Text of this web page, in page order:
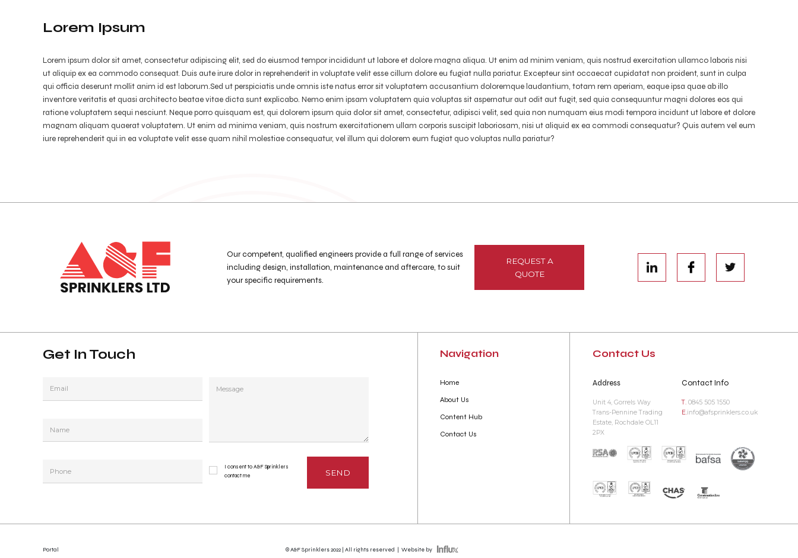
Lorem Ipsum
Lorem ipsum dolor sit amet, consectetur adipiscing elit, sed do eiusmod tempor incididunt ut labore et dolore magna aliqua. Ut enim ad minim veniam, quis nostrud exercitation ullamco laboris nisi
ut aliquip ex ea commodo consequat. Duis aute irure dolor in reprehenderit in voluptate velit esse cillum dolore eu fugiat nulla pariatur. Excepteur sint occaecat cupidatat non proident, sunt in culpa
qui officia deserunt mollit anim id est laborum.Sed ut perspiciatis unde omnis iste natus error sit voluptatem accusantium doloremque laudantium, totam rem aperiam, eaque ipsa quae ab illo
inventore veritatis et quasi architecto beatae vitae dicta sunt explicabo. Nemo enim ipsam voluptatem quia voluptas sit aspernatur aut odit aut fugit, sed quia consequuntur magni dolores eos qui
ratione voluptatem sequi nesciunt. Neque porro quisquam est, qui dolorem ipsum quia dolor sit amet, consectetur, adipisci velit, sed quia non numquam eius modi tempora incidunt ut labore et dolore
magnam aliquam quaerat voluptatem. Ut enim ad minima veniam, quis nostrum exercitationem ullam corporis suscipit laboriosam, nisi ut aliquid ex ea commodi consequatur? Quis autem vel eum
iure reprehenderit qui in ea voluptate velit esse quam nihil molestiae consequatur, vel illum qui dolorem eum fugiat quo voluptas nulla pariatur?
Our competent, qualified engineers provide a full range of services
including design, installation, maintenance and aftercare, to suit
your specific requirements.
REQUEST A
QUOTE
Get In Touch
I consent to A&F Sprinklers
contact me
Navigation
Home
About Us
Content Hub
Contact Us
Contact Us
Address Contact Info
Unit 4, Gorrels Way
Trans-Pennine Trading
Estate, Rochdale OL11
2PX
T. 0845 505 1550
E.info@afsprinklers.co.uk
Portal © A&F Sprinklers 2022 | All rights reserved | Website by